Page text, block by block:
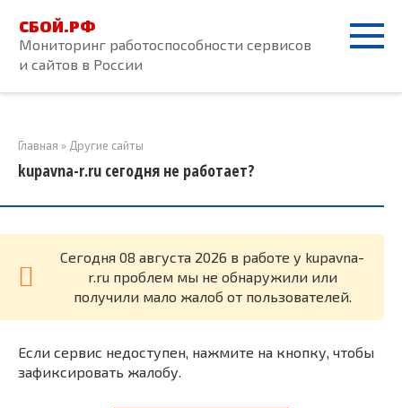
контенту
СБОЙ.РФ
Мониторинг работоспособности сервисов
и сайтов в России
Главная » Другие сайты
kupavna-r.ru сегодня не работает?
Cегодня 08 августа 2026 в работе у kupavna-
r.ru проблем мы не обнаружили или
получили мало жалоб от пользователей.
Если сервис недоступен, нажмите на кнопку, чтобы
зафиксировать жалобу.